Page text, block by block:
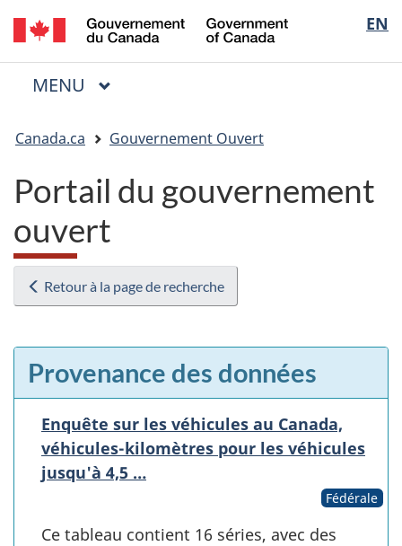
Passer
au
contenu
Passer
à
« Au
Passer
à
la
EN
of
Menu
MENU PRINCIPAL
êtes
ici
Canada.ca Gouvernement Ouvert
Portail du gouvernement
ouvert
Retour à la page de recherche
Provenance des données
Enquête sur les véhicules au Canada,
véhicules-kilomètres pour les véhicules
jusqu'à 4,5 …
Fédérale
Ce tableau contient 16 séries, avec des